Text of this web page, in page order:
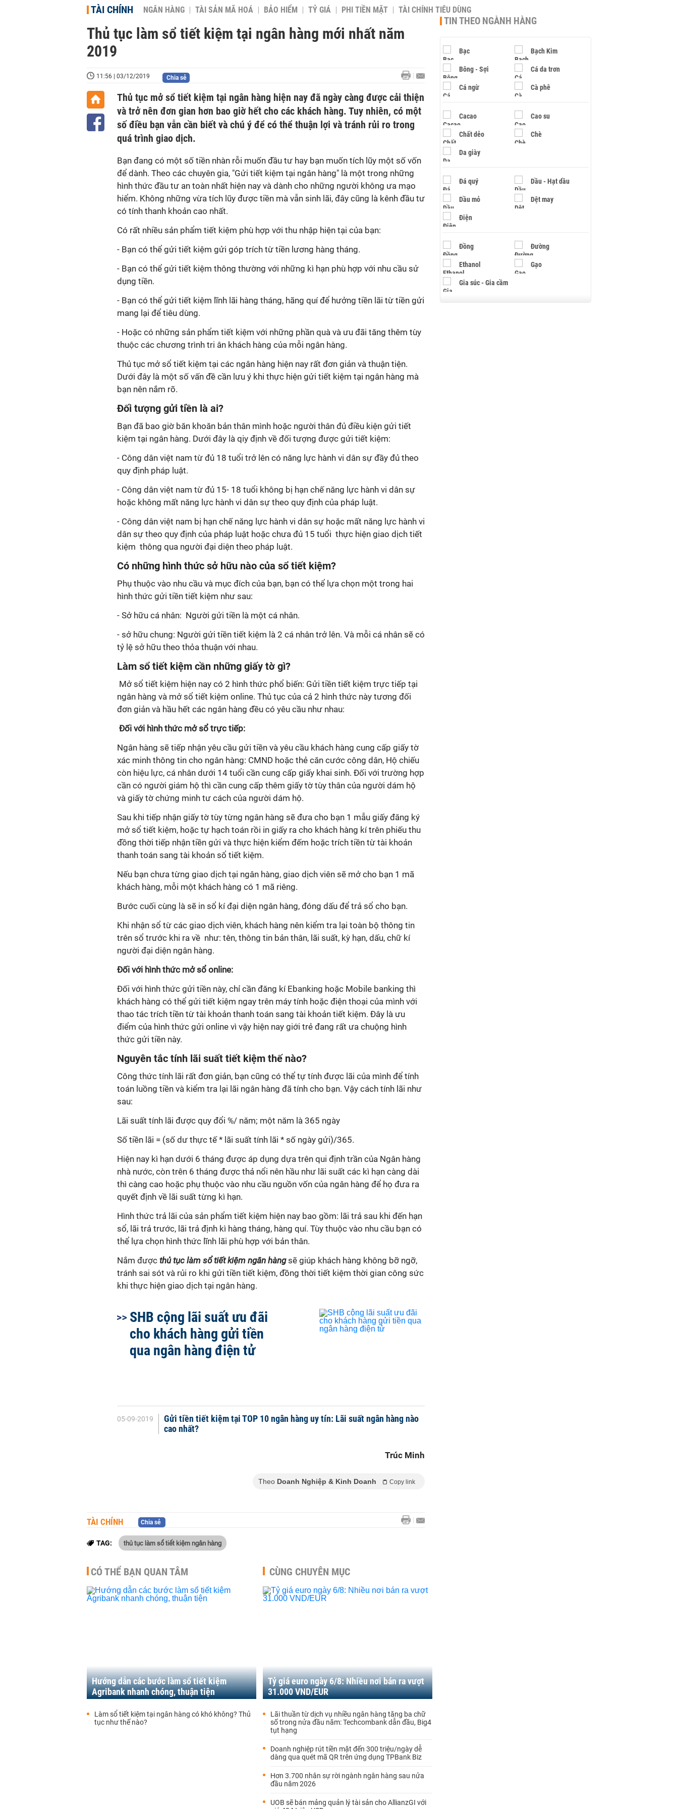
TÀI CHÍNH NGÂN HÀNG TÀI SẢN MÃ HOÁ BẢO HIỂM TỶ GIÁ PHI TIỀN MẶT TÀI CHÍNH TIÊU DÙNG
Thủ tục làm sổ tiết kiệm tại ngân hàng mới nhất năm
2019
11:56 | 03/12/2019 Chia sẻ
Thủ tục mở sổ tiết kiệm tại ngân hàng hiện nay đã ngày càng được cải thiện
và trở nên đơn gian hơn bao giờ hết cho các khách hàng. Tuy nhiên, có một
số điều bạn vẫn cần biết và chú ý để có thể thuận lợi và tránh rủi ro trong
quá trình giao dịch.
Bạn đang có một số tiền nhàn rỗi muốn đầu tư hay bạn muốn tích lũy một số vốn
để dành. Theo các chuyên gia, "Gửi tiết kiệm tại ngân hàng" là một trong những
hình thức đầu tư an toàn nhất hiện nay và dành cho những người không ưa mạo
hiểm. Không những vừa tích lũy được tiền mà vẫn sinh lãi, đây cũng là kênh đầu tư
có tính thanh khoản cao nhất.
Có rất nhiều sản phẩm tiết kiệm phù hợp với thu nhập hiện tại của bạn:
- Bạn có thể gửi tiết kiệm gửi góp trích từ tiền lương hàng tháng.
- Bạn có thể gửi tiết kiệm thông thường với những kì hạn phù hợp với nhu cầu sử
dụng tiền.
- Bạn có thể gửi tiết kiệm lĩnh lãi hàng tháng, hãng quí để hưởng tiền lãi từ tiền gửi
mang lại để tiêu dùng.
- Hoặc có những sản phẩm tiết kiệm với những phần quà và ưu đãi tăng thêm tùy
thuộc các chương trình tri ân khách hàng của mỗi ngân hàng.
Thủ tục mở sổ tiết kiệm tại các ngân hàng hiện nay rất đơn giản và thuận tiện.
Dưới đây là một số vấn đề cần lưu ý khi thực hiện gửi tiết kiệm tại ngân hàng mà
bạn nên nắm rõ.
Đối tượng gửi tiền là ai?
Bạn đã bao giờ băn khoăn bản thân mình hoặc người thân đủ điều kiện gửi tiết
kiệm tại ngân hàng. Dưới đây là qiy định về đối tượng được gửi tiết kiệm:
- Công dân việt nam từ đủ 18 tuổi trở lên có năng lực hành vi dân sự đầy đủ theo
quy định pháp luật.
- Công dân việt nam từ đủ 15- 18 tuổi không bị hạn chế năng lực hành vi dân sự
hoặc không mất năng lực hành vi dân sự theo quy định của pháp luật.
- Công dân việt nam bị hạn chế năng lực hành vi dân sự hoặc mất năng lực hành vi
dân sự theo quy định của pháp luật hoặc chưa đủ 15 tuổi thực hiện giao dịch tiết
kiệm thông qua người đại diện theo pháp luật.
Có những hình thức sở hữu nào của sổ tiết kiệm?
Phụ thuộc vào nhu cầu và mục đích của bạn, bạn có thể lựa chọn một trong hai
hình thức gửi tiền tiết kiệm như sau:
- Sở hữu cá nhân: Người gửi tiền là một cá nhân.
- sở hữu chung: Người gửi tiền tiết kiệm là 2 cá nhân trở lên. Và mỗi cá nhân sẽ có
tỷ lệ sở hữu theo thỏa thuận với nhau.
Làm sổ tiết kiệm cần những giấy tờ gì?
Mở sổ tiết kiệm hiện nay có 2 hình thức phổ biến: Gửi tiền tiết kiệm trực tiếp tại
ngân hàng và mở sổ tiết kiệm online. Thủ tục của cả 2 hình thức này tương đối
đơn giản và hầu hết các ngân hàng đều có yêu cầu như nhau:
Đối với hình thức mở sổ trực tiếp:
Ngân hàng sẽ tiếp nhận yêu cầu gửi tiền và yêu cầu khách hàng cung cấp giấy tờ
xác minh thông tin cho ngân hàng: CMND hoặc thẻ căn cước công dân, Hộ chiếu
còn hiệu lực, cá nhân dưới 14 tuổi cần cung cấp giấy khai sinh. Đối với trường hợp
cần có người giám hộ thì cần cung cấp thêm giấy tờ tùy thân của người dám hộ
và giấy tờ chứng minh tư cách của người dám hộ.
Sau khi tiếp nhận giấy tờ tùy từng ngân hàng sẽ đưa cho bạn 1 mẫu giấy đăng ký
mở sổ tiết kiệm, hoặc tự hạch toán rồi in giấy ra cho khách hàng kí trên phiếu thu
đồng thời tiếp nhận tiền gửi và thực hiện kiểm đếm hoặc trích tiền từ tài khoản
thanh toán sang tài khoản sổ tiết kiệm.
Nếu bạn chưa từng giao dịch tại ngân hàng, giao dịch viên sẽ mở cho bạn 1 mã
khách hàng, mỗi một khách hàng có 1 mã riêng.
Bước cuối cùng là sẽ in sổ kí đại diện ngân hàng, đóng dấu để trả sổ cho bạn.
Khi nhận sổ từ các giao dịch viên, khách hàng nên kiểm tra lại toàn bộ thông tin
trên sổ trước khi ra về như: tên, thông tin bản thân, lãi suất, kỳ hạn, dấu, chữ kí
người đại diện ngân hàng.
Đối với hình thức mở sổ online:
Đối với hình thức gửi tiền này, chỉ cần đăng kí Ebanking hoặc Mobile banking thì
khách hàng có thể gửi tiết kiệm ngay trên máy tính hoặc điện thoại của mình với
thao tác trích tiền từ tài khoản thanh toán sang tài khoản tiết kiệm. Đây là ưu
điểm của hình thức gửi online vì vậy hiện nay giới trẻ đang rất ưa chuộng hình
thức gửi tiền này.
Nguyên tắc tính lãi suất tiết kiệm thế nào?
Công thức tính lãi rất đơn giản, bạn cũng có thể tự tính được lãi của mình để tính
toán luồng tiền và kiểm tra lại lãi ngân hàng đã tính cho bạn. Vậy cách tính lãi như
sau:
Lãi suất tính lãi được quy đổi %/ năm; một năm là 365 ngày
Số tiền lãi = (số dư thực tế * lãi suất tính lãi * số ngày gửi)/365.
Hiện nay kì hạn dưới 6 tháng được áp dụng dựa trên qui định trần của Ngân hàng
nhà nước, còn trên 6 tháng được thả nổi nên hầu như lãi suất các kì hạn càng dài
thì càng cao hoặc phụ thuộc vào nhu cầu nguồn vốn của ngân hàng để họ đưa ra
quyết định về lãi suất từng kì hạn.
Hình thức trả lãi của sản phẩm tiết kiệm hiện nay bao gồm: lãi trả sau khi đến hạn
sổ, lãi trả trước, lãi trả định kì hàng tháng, hàng quí. Tùy thuộc vào nhu cầu bạn có
thể lựa chọn hình thức lĩnh lãi phù hợp với bản thân.
Nắm được thủ tục làm sổ tiết kiệm ngân hàngsẽ giúp khách hàng không bỡ ngỡ,
tránh sai sót và rủi ro khi gửi tiền tiết kiệm, đồng thời tiết kiệm thời gian công sức
khi thực hiện giao dịch tại ngân hàng.
SHB cộng lãi suất ưu đãi
cho khách hàng gửi tiền
qua ngân hàng điện tử
05-09-2019
Gửi tiền tiết kiệm tại TOP 10 ngân hàng uy tín: Lãi suất ngân hàng nào
cao nhất?
Trúc Minh
Theo Doanh Nghiệp & Kinh Doanh Copy link
TÀI CHÍNH Chia sẻ
TAG: thủ tục làm sổ tiết kiệm ngân hàng
CÓ THỂ BẠN QUAN TÂM
Hướng dẫn các bước làm sổ tiết kiệm
Agribank nhanh chóng, thuận tiện
Làm sổ tiết kiệm tại ngân hàng có khó không? Thủ
tục như thế nào?
CÙNG CHUYÊN MỤC
Tỷ giá euro ngày 6/8: Nhiều nơi bán ra vượt
31.000 VND/EUR
Lãi thuần từ dịch vụ nhiều ngân hàng tăng ba chữ
số trong nửa đầu năm: Techcombank dẫn đầu, Big4
tụt hạng
Doanh nghiệp rút tiền mặt đến 300 triệu/ngày dễ
dàng qua quét mã QR trên ứng dụng TPBank Biz
Hơn 3.700 nhân sự rời ngành ngân hàng sau nửa
đầu năm 2026
UOB sẽ bán mảng quản lý tài sản cho AllianzGI với
TIN THEO NGÀNH HÀNG
Bạc Bạch Kim
Bông - Sợi Cá da trơn
Cá ngừ Cà phê
Cacao Cao su
Chất dẻo Chè
Da giày
Đá quý Dầu - Hạt dầu
Dầu mỏ Dệt may
Điện
Đồng Đường
Ethanol Gạo
Gia súc - Gia cầm